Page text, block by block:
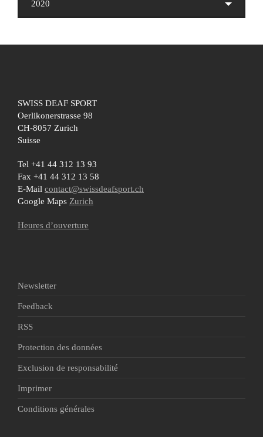
2020
SWISS DEAF SPORT
Oerlikonerstrasse 98
CH-8057 Zurich
Suisse
Tel +41 44 312 13 93
Fax +41 44 312 13 58
E-Mail contact@swissdeafsport.ch
Google Maps Zurich
Heures d’ouverture
Newsletter
Feedback
RSS
Protection des données
Exclusion de responsabilité
Imprimer
Conditions générales